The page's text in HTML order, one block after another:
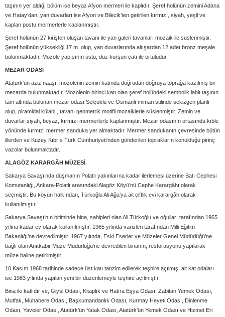
taşının yer aldığı bölüm ise beyaz Afyon mermeri ile kaplıdır. Şeref holünün zemini Adana
ve Hatay’dan, yan duvarları ise Afyon ve Bilecik’ten getirilen kırmızı, siyah, yeşil ve
kaplan postu mermerlerle kaplanmıştır.
Şeref holünün 27 kirişten oluşan tavanı ile yan galeri tavanları mozaik ile süslenmiştir.
Şeref holünün yüksekliği 17 m. olup, yan duvarlarında altışardan 12 adet bronz meşale
bulunmaktadır. Mozole yapısının üstü, düz kurşun çatı ile örtülüdür.
MEZAR ODASI
Atatürk’ün aziz naaşı, mozolenin zemin katında doğrudan doğruya toprağa kazılmış bir
mezarda bulunmaktadır. Mozolenin birinci katı olan şeref holündeki sembolik lahit taşının
tam altında bulunan mezar odası Selçuklu ve Osmanlı mimari stilinde sekizgen planlı
olup, piramidal külahlı, tavanı geometrik motifli mozaiklerle süslenmiştir. Zemin ve
duvarlar siyah, beyaz, kırmızı mermerlerle kaplanmıştır. Mezar odasının ortasında kıble
yönünde kırmızı mermer sanduka yer almaktadır. Mermer sandukanın çevresinde bütün
illerden ve Kuzey Kıbrıs Türk Cumhuriyeti’nden gönderilen toprakların konulduğu pirinç
vazolar bulunmaktadır.
ALAGÖZ KARARGÂH MÜZESİ
Sakarya Savaşı’nda düşmanın Polatlı yakınlarına kadar ilerlemesi üzerine Batı Cephesi
Komutanlığı, Ankara-Polatlı arasındaki Alagöz Köyü’nü Cephe Karargâhı olarak
seçmiştir. Bu köyün halkından, Türkoğlu Ali Ağa’ya ait çiftlik evi karargâh olarak
kullanılmıştır.
Sakarya Savaşı’nın bitiminde bina, sahipleri olan Ali Türkoğlu ve oğulları tarafından 1965
yılına kadar ev olarak kullanılmıştır. 1965 yılında varisleri tarafından Milli Eğitim
Bakanlığı’na devredilmiştir. 1967 yılında, Eski Eserler ve Müzeler Genel Müdürlüğü’ne
bağlı olan Anıtkabir Müze Müdürlüğü’ne devredilen binanın, restorasyonu yapılarak
müze haline getirilmiştir.
10 Kasım 1968 tarihinde sadece üst katı tanzim edilerek teşhire açılmış, alt kat odaları
ise 1983 yılında yapılan yeni bir düzenlemeyle teşhire açılmıştır.
Bina iki katlıdır ve, Giysi Odası, Kitaplık ve Hatıra Eşya Odası, Zabitan Yemek Odası,
Mutfak, Muhabere Odası, Başkumandanlık Odası, Kurmay Heyeti Odası, Dinlenme
Odası, Yaveler Odası, Atatürk’ün Yatak Odası, Atatürk’ün Yemek Odası ve Hizmet Eri